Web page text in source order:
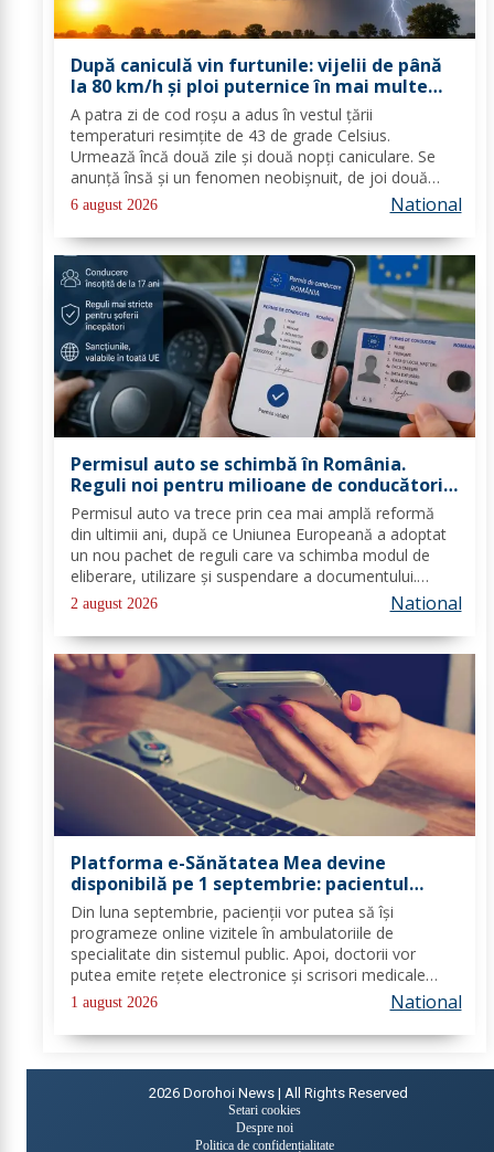
După caniculă vin furtunile: vijelii de până
la 80 km/h și ploi puternice în mai multe
zone
A patra zi de cod roşu a adus în vestul ţării
temperaturi resimţite de 43 de grade Celsius.
Urmează încă două zile şi două nopţi caniculare. Se
anunţă însă şi un fenomen neobişnuit, de joi două
alerte extreme vor fi în vigoare în acelaşi timp în mare
parte din ţară: un cod de caniculă şi unul de...
6 august 2026 National
Permisul auto se schimbă în România.
Reguli noi pentru milioane de conducători
auto
Permisul auto va trece prin cea mai amplă reformă
din ultimii ani, după ce Uniunea Europeană a adoptat
un nou pachet de reguli care va schimba modul de
eliberare, utilizare și suspendare a documentului.
România va trebui să transpună noile prevederi în
legislația națională până în 2028, iar cele...
2 august 2026 National
Platforma e-Sănătatea Mea devine
disponibilă pe 1 septembrie: pacientul
devine utilizator direct al sistemului
digital de sănătate
Din luna septembrie, pacienții vor putea să își
programeze online vizitele în ambulatoriile de
specialitate din sistemul public. Apoi, doctorii vor
putea emite rețete electronice și scrisori medicale
direct prin noua platformă. Se fac ultimele lucrări la
platforma „e-Sănătatea Mea" pentru aceste...
1 august 2026 National
2026 Dorohoi News | All Rights Reserved
Setari cookies
Despre noi
Politica de confidențialitate